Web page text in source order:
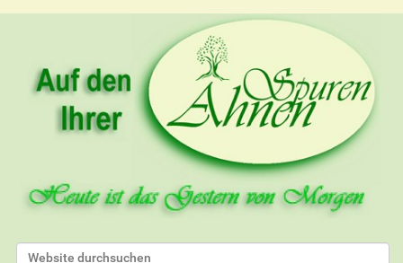
Website durchsuchen